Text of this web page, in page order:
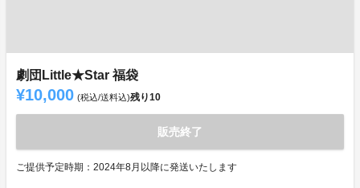
劇団Little★Star 福袋
¥10,000 (税込/送料込)残り10
販売終了
ご提供予定時期：2024年8月以降に発送いたします